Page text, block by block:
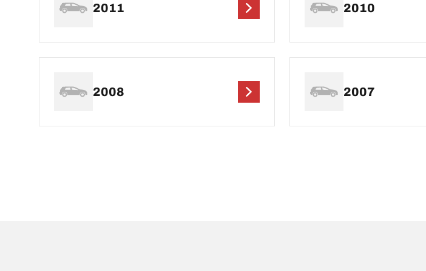
2011 2010
2008 2007